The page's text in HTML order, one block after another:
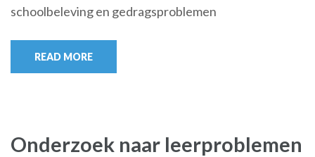
schoolbeleving en gedragsproblemen
READ MORE
Onderzoek naar leerproblemen